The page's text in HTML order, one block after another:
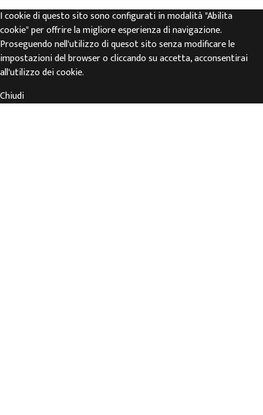
I cookie di questo sito sono configurati in modalità "Abilita
cookie" per offrire la migliore esperienza di navigazione.
Proseguendo nell'utilizzo di quesot sito senza modificare le
impostazioni del browser o cliccando su accetta, acconsentirai
all'utilizzo dei cookie.
Chiudi